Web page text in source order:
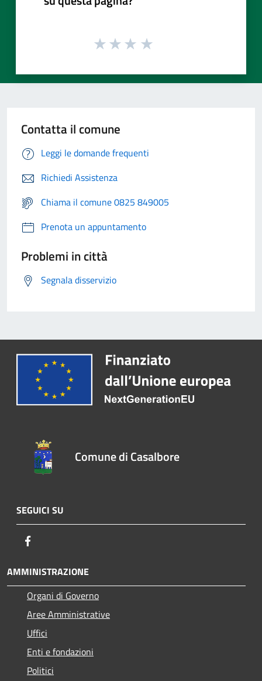
Contatta il comune
Leggi le domande frequenti
Richiedi Assistenza
Chiama il comune 0825 849005
Prenota un appuntamento
Problemi in città
Segnala disservizio
Comune di Casalbore
SEGUICI SU
AMMINISTRAZIONE
Organi di Governo
Aree Amministrative
Uffici
Enti e fondazioni
Politici